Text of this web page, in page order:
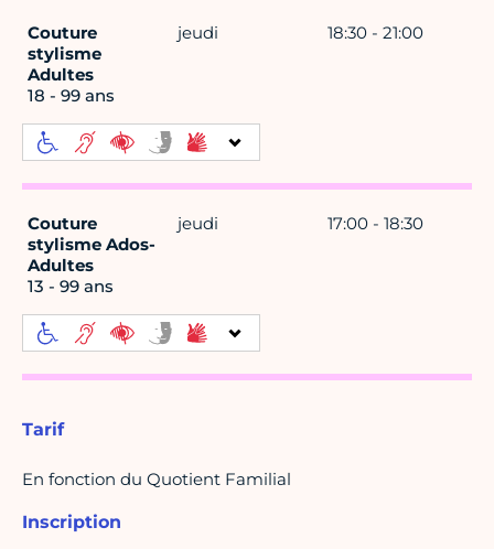
Couture
stylisme
Adultes
18 - 99 ans
jeudi 18:30 - 21:00
Couture
stylisme Ados-
Adultes
13 - 99 ans
jeudi 17:00 - 18:30
Tarif
En fonction du Quotient Familial
Inscription